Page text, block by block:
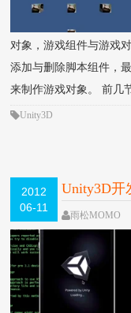
对象，游戏组件与游戏
添加与删除脚本组件，
来制作游戏对象。 前几
Unity3D
2012
06-11
Unity3D开
包发布（
雨松MOMO
25822次